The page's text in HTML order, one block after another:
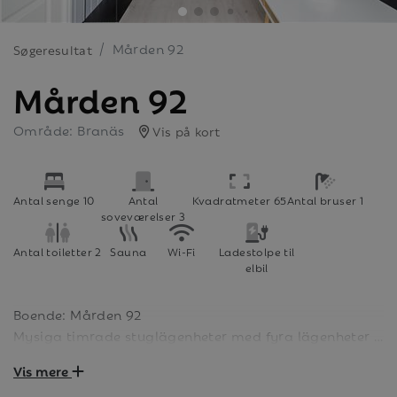
Søgeresultat Mården 92
Mården 92
Område: Branäs Vis på kort
Antal senge 10
Antal
soveværelser 3
Kvadratmeter 65Antal bruser 1
Antal toiletter 2 Sauna Wi-Fi
Ladestolpe til
elbil
Boende: Mården 92
Mysiga timrade stuglägenheter med fyra lägenheter i
fördelat på två sovrum och ett sovloft. I kök/allrum
Vis mere